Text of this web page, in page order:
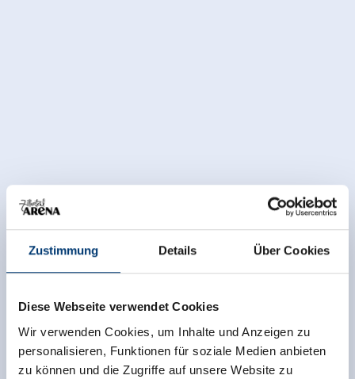
Zustimmung Details Über Cookies
Diese Webseite verwendet Cookies
Wir verwenden Cookies, um Inhalte und Anzeigen zu
personalisieren, Funktionen für soziale Medien anbieten
zu können und die Zugriffe auf unsere Website zu